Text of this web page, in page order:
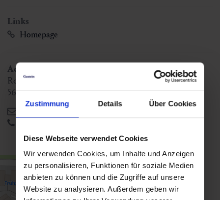
Zustimmung Details Über Cookies
Diese Webseite verwendet Cookies
Wir verwenden Cookies, um Inhalte und Anzeigen
zu personalisieren, Funktionen für soziale Medien
anbieten zu können und die Zugriffe auf unsere
Website zu analysieren. Außerdem geben wir
Links
Homepage
Adressen
Roseggerweg 10 / Tür 1
5630Bad Hofgastein,AT
monika@wer-beruehrt-bewegt.at